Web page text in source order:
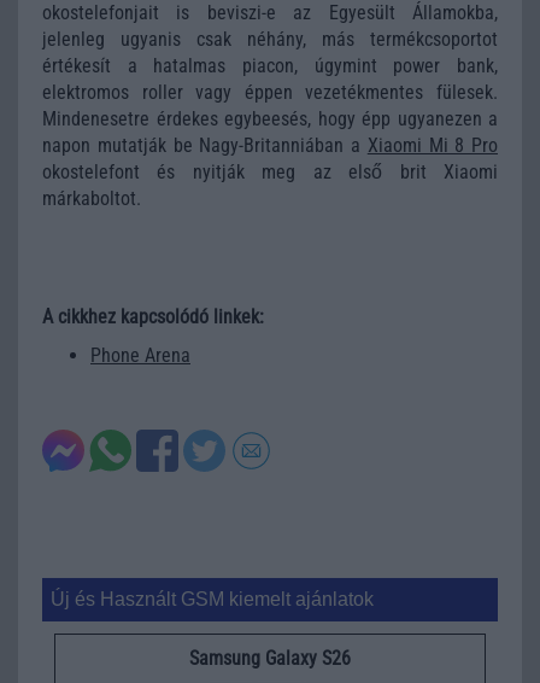
okostelefonjait is beviszi-e az Egyesült Államokba,
jelenleg ugyanis csak néhány, más termékcsoportot
értékesít a hatalmas piacon, úgymint power bank,
elektromos roller vagy éppen vezetékmentes fülesek.
Mindenesetre érdekes egybeesés, hogy épp ugyanezen a
napon mutatják be Nagy-Britanniában a Xiaomi Mi 8 Pro
okostelefont és nyitják meg az első brit Xiaomi
márkaboltot.
A cikkhez kapcsolódó linkek:
Phone Arena
Új és Használt GSM kiemelt ajánlatok
Samsung Galaxy S26